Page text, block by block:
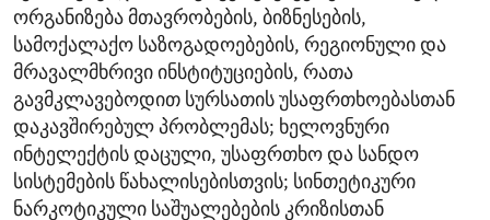
ორგანიზება მთავრობების, ბიზნესების,
სამოქალაქო საზოგადოებების, რეგიონული და
მრავალმხრივი ინსტიტუციების, რათა
გავმკლავებოდით სურსათის უსაფრთხოებასთან
დაკავშირებულ პრობლემას; ხელოვნური
ინტელექტის დაცული, უსაფრთხო და სანდო
სისტემების წახალისებისთვის; სინთეტიკური
ნარკოტიკული საშუალებების კრიზისთან